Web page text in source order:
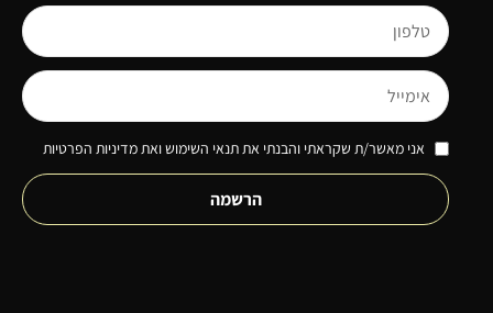
אני מאשר/ת שקראתי והבנתי את תנאי השימוש ואת מדיניות הפרטיות
הרשמה